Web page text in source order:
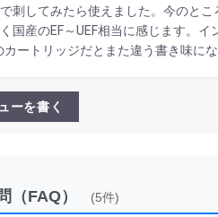
刺してみたら使えました。今のと
産のEF～UEF相当に感じます。
ートリッジだとまた違う書き味に
ーを書く
（FAQ） (5件)